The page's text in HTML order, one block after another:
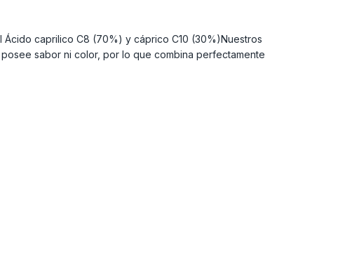
caprilico C8 (70%) y cáprico C10 (30%)Nuestros
sabor ni color, por lo que combina perfectamente